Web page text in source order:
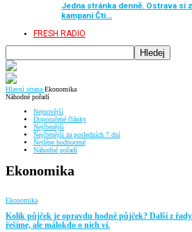
Jedna stránka denně. Ostrava si
kampani Čti…
FRESH RADIO
Hlavní strana Ekonomika
Náhodné pořadí
Nejnovější
Doporučené články
Nejčtenějši
Nejčtenějši za posledních 7 dní
Nejlépe hodnocené
Náhodné pořadí
Ekonomika
Ekonomika
Kolik půjček je opravdu hodně půjček? Další z
řešíme, ale málokdo o nich ví.